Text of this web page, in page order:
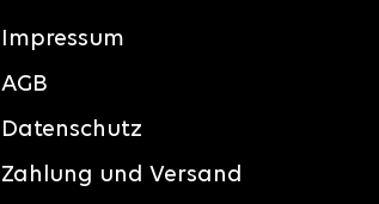
Impressum
AGB
Datenschutz
Zahlung und Versand